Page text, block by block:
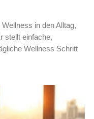
in den Alltag,
stellt einfache,
Wellness Schritt